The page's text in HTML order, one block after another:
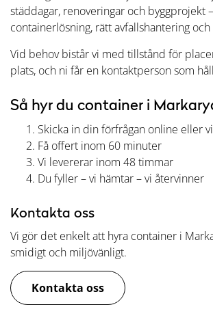
städdagar, renoveringar och byggprojekt
containerlösning, rätt avfallshantering
Vid behov bistår vi med tillstånd för
plats, och ni får en kontaktperson som
Så hyr du container i
Skicka in din förfrågan online eller
Få offert inom 60 minuter
Vi levererar inom 48 timmar
Du fyller – vi hämtar – vi återvinner
Kontakta oss
Vi gör det enkelt att hyra container i
smidigt och miljövänligt.
Kontakta oss